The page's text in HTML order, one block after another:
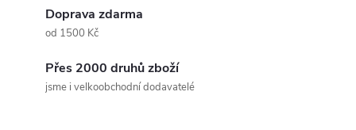
Doprava zdarma
od 1500 Kč
Přes 2000 druhů zboží
jsme i velkoobchodní dodavatelé